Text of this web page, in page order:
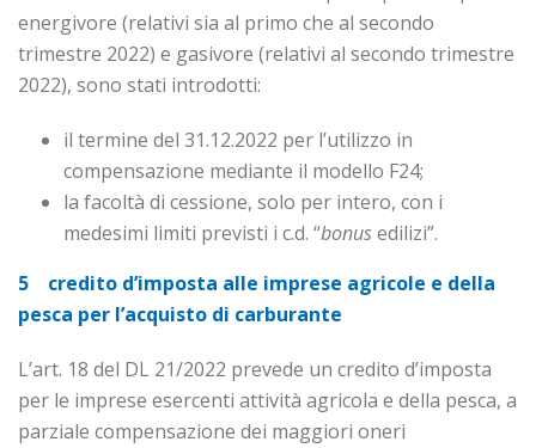
energivore (relativi sia al primo che al secondo
trimestre 2022) e gasivore (relativi al secondo trimestre
2022), sono stati introdotti:
il termine del 31.12.2022 per l’utilizzo in
compensazione mediante il modello F24;
la facoltà di cessione, solo per intero, con i
medesimi limiti previsti i c.d. “bonusedilizi”.
5 credito d’imposta alle imprese agricole e della
pesca per l’acquisto di carburante
L’art. 18 del DL 21/2022 prevede un credito d’imposta
per le imprese esercenti attività agricola e della pesca, a
parziale compensazione dei maggiori oneri